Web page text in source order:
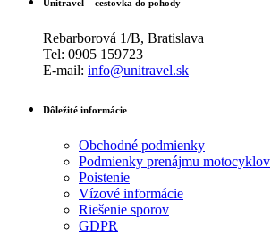
Unitravel – cestovka do pohody
Rebarborová 1/B, Bratislava
Tel: 0905 159723
E-mail: info@unitravel.sk
Dôležité informácie
Obchodné podmienky
Podmienky prenájmu motocyklov
Poistenie
Vízové informácie
Riešenie sporov
GDPR